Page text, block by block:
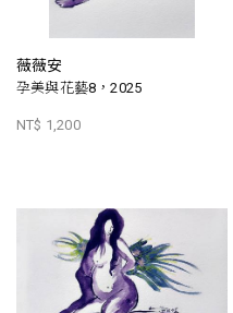
薇薇安
孕美與花藝8，2025
NT$ 1,200